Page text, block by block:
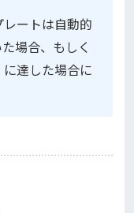
ートは自動的
場合、もしく
達した場合に